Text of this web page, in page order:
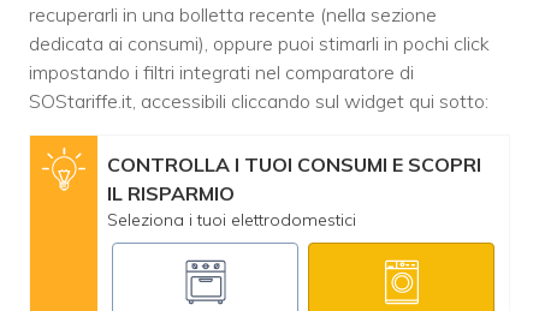
recuperarli in una bolletta recente (nella sezione
dedicata ai consumi), oppure puoi stimarli in pochi click
impostando i filtri integrati nel comparatore di
SOStariffe.it, accessibili cliccando sul widget qui sotto:
CONTROLLA I TUOI CONSUMI E SCOPRI
IL RISPARMIO
Seleziona i tuoi elettrodomestici